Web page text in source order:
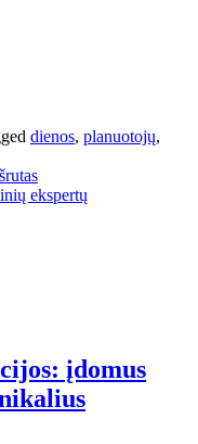
dienos, planuotojų,
ekspertų
įdomus